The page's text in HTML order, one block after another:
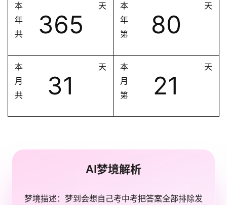
本
年
共
365
天
本
年
第
80
天
本
月
共
31
天
本
月
第
21
天
AI梦境解析
梦境描述：梦到会想自己考中考把答案全部排除发